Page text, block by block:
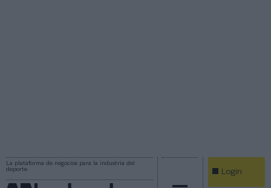
La plataforma de negocios para la industria del
deporte
Login